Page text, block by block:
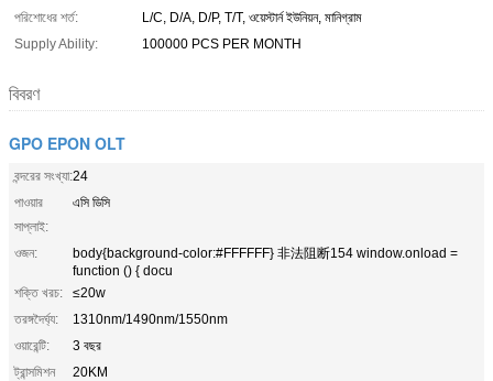
পরিশোধের শর্ত:
L/C, D/A, D/P, T/T, ওয়েস্টার্ন ইউনিয়ন, মানিগ্রাম
Supply Ability:
100000 PCS PER MONTH
বিবরণ
GPO EPON OLT
বন্দরের সংখ্যা:24
পাওয়ার
সাপ্লাই:
এসি ডিসি
ওজন:
body{background-color:#FFFFFF} 非法阻断154 window.onload =
function () { docu
শক্তি খরচ:
≤20w
তরঙ্গদৈর্ঘ্য:
1310nm/1490nm/1550nm
ওয়ারেন্টি:
3 বছর
ট্রান্সমিশন
20KM